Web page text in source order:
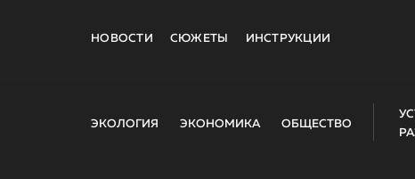
НОВОСТИ СЮЖЕТЫ ИНСТРУКЦИИ
ЭКОЛОГИЯ ЭКОНОМИКА ОБЩЕСТВО